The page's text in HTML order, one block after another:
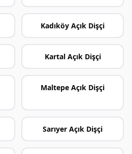
Kadıköy Açık Dişçi
Kartal Açık Dişçi
Maltepe Açık Dişçi
Sarıyer Açık Dişçi